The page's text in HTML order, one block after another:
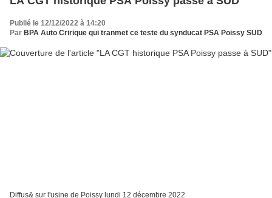
Publié le 12/12/2022 à 14:20
Par BPA Auto Cririque qui tranmet ce teste du synducat PSA Poissy SUD
Diffus& sur l'usine de Poissy lundi 12 décembre 2022